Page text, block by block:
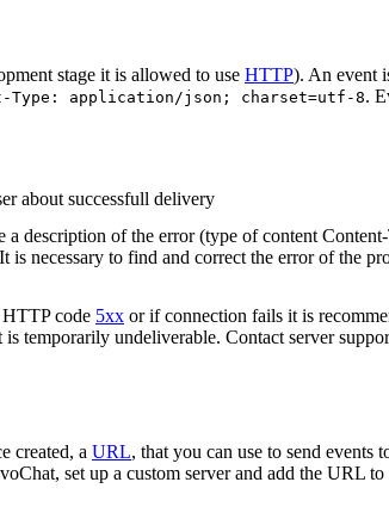
stage it is allowed to use HTTP). An event
Type: application/json; charset=utf-8.
about successfull delivery
a description of the error (type of content
is necessary to find and correct the error of the
code 5xx or if connection fails it is
is temporarily undeliverable. Contact server
created, a URL, that you can use to send
set up a custom server and add the URL